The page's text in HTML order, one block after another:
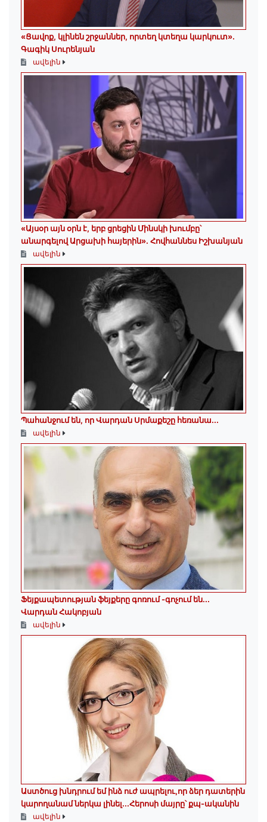
«Ցավոք, կլինեն շրջաններ, որտեղ կտեղա կարկուտ»․
Գագիկ Սուրենյան
ավելին
«Այսօր այն օրն է, երբ ցրեցին Մինսկի խումբը՝
անարգելով Արցախի հայերին»․ Հովհաննես Իշխանյան
ավելին
Պահանջում են, որ Վարդան Սրմաքեշը հեռանա․․․
ավելին
Ֆեյքապետության ֆեյքերը գոռում -գոչում են․․․
Վարդան Հակոբյան
ավելին
Աստծուց խնդրում եմ ինձ ուժ ապրելու,որ ձեր դատերին
կարողանամ ներկա լինել․․․Հերոսի մայրը՝ քպ-ականին
ավելին